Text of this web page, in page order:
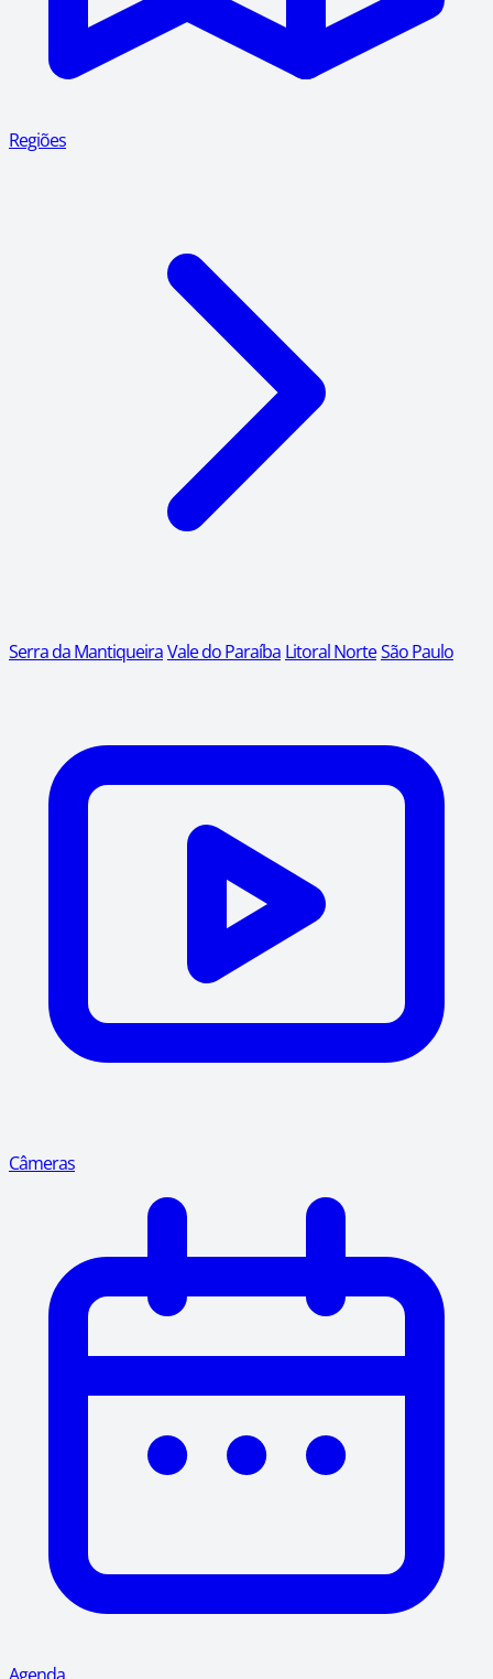
Regiões
Serra da MantiqueiraVale do Paraíba Litoral NorteSão Paulo
Câmeras